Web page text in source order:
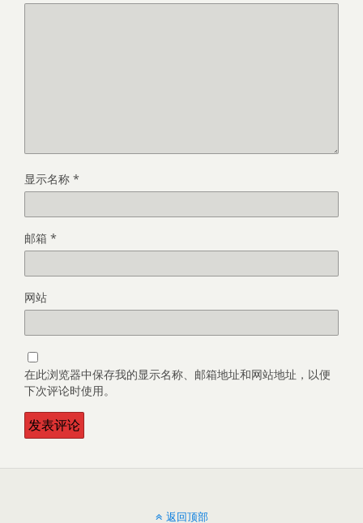
显示名称 *
邮箱 *
网站
在此浏览器中保存我的显示名称、邮箱地址和网站地址，以便
下次评论时使用。
返回顶部